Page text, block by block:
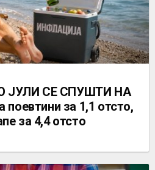
ЈУЛИ СЕ СПУШТИ НА
за 1,1 отсто,
за 4,4 отсто